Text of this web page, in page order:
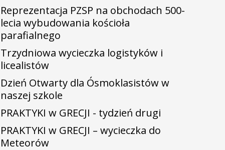
Reprezentacja PZSP na obchodach 500-
lecia wybudowania kościoła
parafialnego
Trzydniowa wycieczka logistyków i
licealistów
Dzień Otwarty dla Ósmoklasistów w
naszej szkole
PRAKTYKI w GRECJI - tydzień drugi
PRAKTYKI w GRECJI – wycieczka do
Meteorów